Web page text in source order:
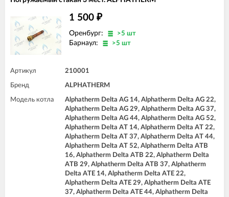
1 500 ₽
Оренбург: >5 шт
Барнаул: >5 шт
Артикул 210001
Бренд ALPHATHERM
Модель котла
Alphatherm Delta AG 14, Alphatherm Delta AG 22,
Alphatherm Delta AG 29, Alphatherm Delta AG 37,
Alphatherm Delta AG 44, Alphatherm Delta AG 52,
Alphatherm Delta AT 14, Alphatherm Delta AT 22,
Alphatherm Delta AT 37, Alphatherm Delta AT 44,
Alphatherm Delta AT 52, Alphatherm Delta ATB
16, Alphatherm Delta ATB 22, Alphatherm Delta
ATB 29, Alphatherm Delta ATB 37, Alphatherm
Delta ATE 14, Alphatherm Delta ATE 22,
Alphatherm Delta ATE 29, Alphatherm Delta ATE
37, Alphatherm Delta ATE 44, Alphatherm Delta